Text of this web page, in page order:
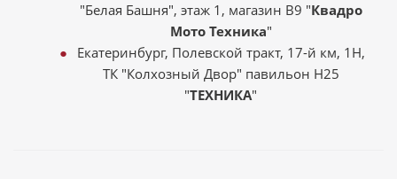
"Белая Башня", этаж 1, магазин В9 "Квадро
Мото Техника"
Екатеринбург, Полевской тракт, 17-й км, 1Н,
ТК "Колхозный Двор" павильон Н25
"ТЕХНИКА"